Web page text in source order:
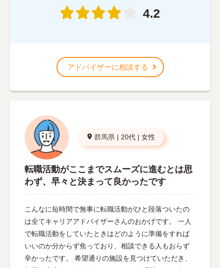
4.2
アドバイザーに相談する
群馬県 | 20代 | 女性
転職活動がここまでスムーズに進むとは思
わず、早々と決まって良かったです
こんなに短時間で無事に転職活動がひと段落ついたの
は全てキャリアアドバイザーさんのおかげです。 一人
で転職活動をしていたときはどのように準備をすれば
いいのか分からず焦っており、相談できる人もおらず
辛かったです。 希望通りの施設を見つけていただき、